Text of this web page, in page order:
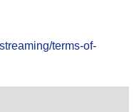
terms-of-